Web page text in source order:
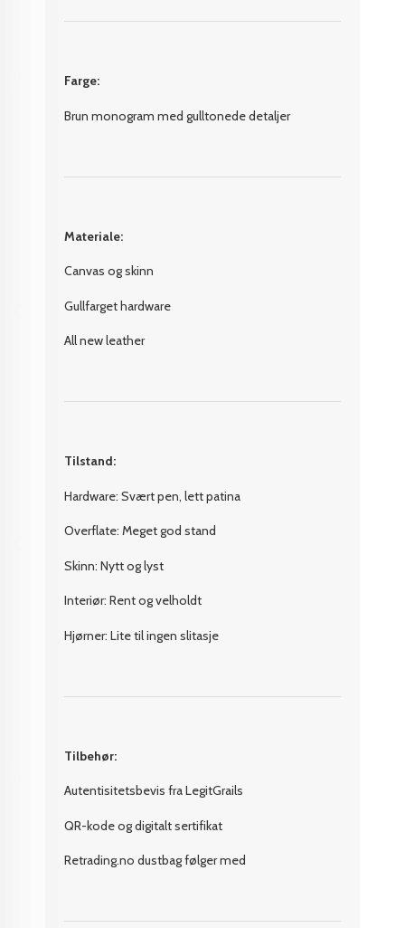
Farge:
Brun monogram med gulltonede detaljer
Materiale:
Canvas og skinn
Gullfarget hardware
All new leather
Tilstand:
Hardware: Svært pen, lett patina
Overflate: Meget god stand
Skinn: Nytt og lyst
Interiør: Rent og velholdt
Hjørner: Lite til ingen slitasje
Tilbehør:
Autentisitetsbevis fra LegitGrails
QR-kode og digitalt sertifikat
Retrading.no dustbag følger med